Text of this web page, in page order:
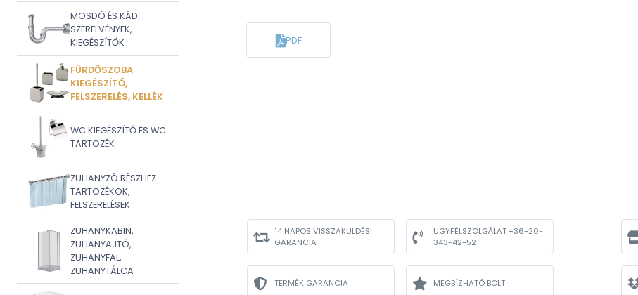
MOSDÓ ÉS KÁD
SZERELVÉNYEK,
KIEGÉSZÍTŐK
FÜRDŐSZOBA
KIEGÉSZÍTŐ,
FELSZERELÉS, KELLÉK
WC KIEGÉSZÍTŐ ÉS WC
TARTOZÉK
ZUHANYZÓ RÉSZHEZ
TARTOZÉKOK,
FELSZERELÉSEK
ZUHANYKABIN,
ZUHANYAJTÓ,
ZUHANYFAL,
ZUHANYTÁLCA
PDF
14 NAPOS VISSZAKÜLDÉSI
GARANCIA
ÜGYFÉLSZOLGÁLAT +36-20-
343-42-52
TERMÉK GARANCIA MEGBÍZHATÓ BOLT